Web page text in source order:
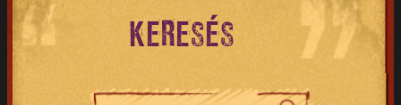
KERESÉS